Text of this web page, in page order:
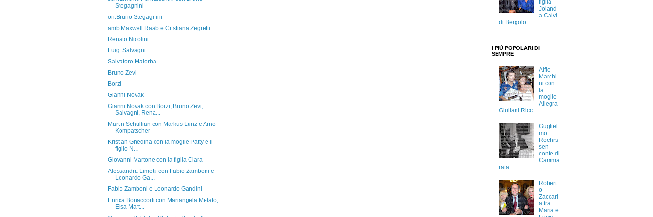
Stegagnini
on.Bruno Stegagnini
amb.Maxwell Raab e Cristiana Zegretti
Renato Nicolini
Luigi Salvagni
Salvatore Malerba
Bruno Zevi
Borzi
Gianni Novak
Gianni Novak con Borzi, Bruno Zevi,
Salvagni, Rena...
Martin Schullian con Markus Lunz e Arno
Kompatscher
Kristian Ghedina con la moglie Patty e il
figlio N...
Giovanni Martone con la figlia Clara
Alessandra Limetti con Fabio Zamboni e
Leonardo Ga...
Fabio Zamboni e Leonardo Gandini
Enrica Bonaccorti con Mariangela Melato,
Elsa Mart...
figlia
Joland
a Calvi
di Bergolo
I PIÙ POPOLARI DI
SEMPRE
Alfio
Marchi
ni con
la
moglie
Allegra
Giuliani Ricci
Gugliel
mo
Roehrs
sen
conte di
Camma
rata
Robert
o
Zaccari
a tra
Maria e